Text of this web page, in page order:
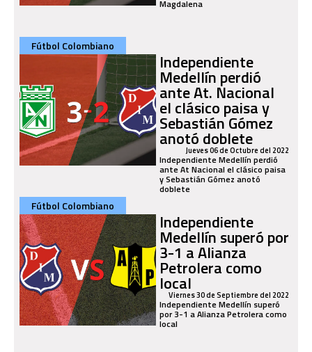
Magdalena
Fútbol Colombiano
Independiente
Medellín perdió
ante At. Nacional
el clásico paisa y
Sebastián Gómez
anotó doblete
Jueves 06 de Octubre del 2022
Independiente Medellín perdió
ante At Nacional el clásico paisa
y Sebastián Gómez anotó
doblete
Fútbol Colombiano
Independiente
Medellín superó por
3-1 a Alianza
Petrolera como
local
Viernes 30 de Septiembre del 2022
Independiente Medellín superó
por 3-1 a Alianza Petrolera como
local